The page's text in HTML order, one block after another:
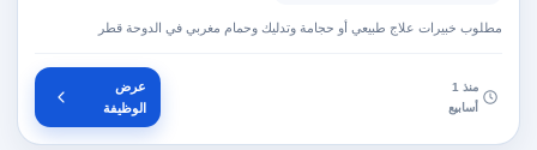
مطلوب خبيرات علاج طبيعي أو حجامة وتدليك وحمام مغربي في الدوحة قطر
منذ 1
أسابيع
عرض
الوظيفة